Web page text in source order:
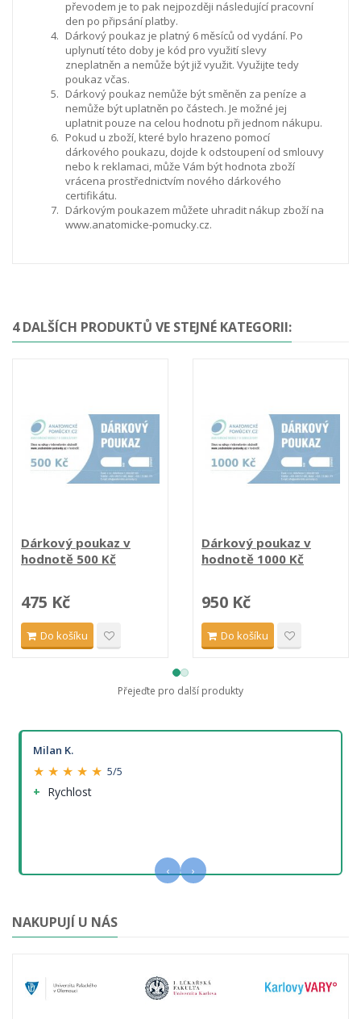
převodem je to pak nejpozději následující pracovní
den po připsání platby.
Dárkový poukaz je platný 6 měsíců od vydání. Po
uplynutí této doby je kód pro využití slevy
zneplatněn a nemůže být již využit. Využijte tedy
poukaz včas.
Dárkový poukaz nemůže být směněn za peníze a
nemůže být uplatněn po částech. Je možné jej
uplatnit pouze na celou hodnotu při jednom nákupu.
Pokud u zboží, které bylo hrazeno pomocí
dárkového poukazu, dojde k odstoupení od smlouvy
nebo k reklamaci, může Vám být hodnota zboží
vrácena prostřednictvím nového dárkového
certifikátu.
Dárkovým poukazem můžete uhradit nákup zboží na
www.anatomicke-pomucky.cz.
4 DALŠÍCH PRODUKTŮ VE STEJNÉ KATEGORII:
Dárkový poukaz v
hodnotě 500 Kč
475 Kč
Do košíku
Dárkový poukaz v
hodnotě 1000 Kč
950 Kč
Do košíku
Přejeďte pro další produkty
Milan K.
★ ★ ★ ★ ★ 5/5
Rychlost
‹ ›
NAKUPUJÍ U NÁS